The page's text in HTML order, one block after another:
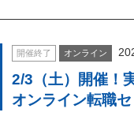
開催終了 オンライン
2/3（土）開催！
オンライン転職